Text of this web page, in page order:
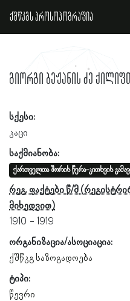
ქშწკგს პროსოპოგრაფია
გიორგი ბეჟანის ძე
სქესი:
კაცი
საქმიანობა:
ქართველთა შორის წერა-კითხვის
რეგ. ფაქტები წ/მ
1910
1919
ორგანიზაცია/ასოციაცია:
ქშწკგ საზოგადოება
ტიპი:
წევრი